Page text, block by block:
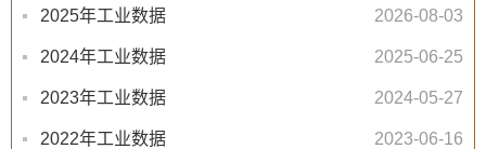
2025年工业数据 2026-08-03
2024年工业数据 2025-06-25
2023年工业数据 2024-05-27
2022年工业数据 2023-06-16